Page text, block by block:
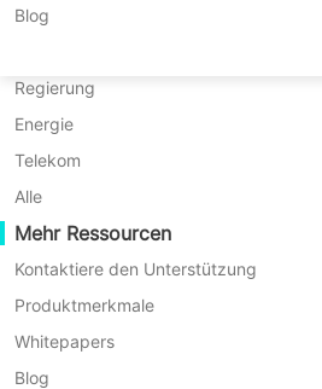
V2V-Migration
P2P-Migration
C2C-Migration
C2V-Migration
P2C-Migration
Wiederherstellbarkeit
VM-Wiederherstellungsüberprüfung
OS-Wiederherstellungsüberprüfung
Datensicherheit
Sangfor HCI
Huawei FusionCompute
Red Hat Virtualization
Oracle OLVM
XenServer/Citrix Hypervisor
KayGrid
InCloud Sphere
Arcfra
FusionOne Compute
NexaVM
IT Dienstleistungen
Regierung
Energie
Telekom
Alle
Mehr Ressourcen
Kontaktiere den Unterstützung
Produktmerkmale
Whitepapers
Blog
Blog
Inhaltsverzeichnis
Inhaltsverzeichnis: